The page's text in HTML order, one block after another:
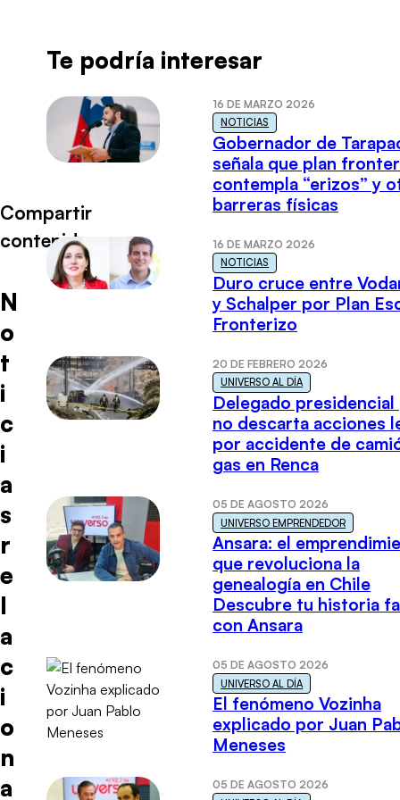
Compartir
contenido
N
o
t
i
c
i
a
s
r
e
l
a
c
i
o
n
a
Te podría interesar
16 DE MARZO 2026
NOTICIAS
Gobernador de
señala que plan
contempla “erizos” y
barreras físicas
16 DE MARZO 2026
NOTICIAS
Duro cruce entre
y Schalper por Plan
Fronterizo
20 DE FEBRERO 2026
UNIVERSO AL DÍA
Delegado presidencial
no descarta acciones
por accidente de
gas en Renca
05 DE AGOSTO 2026
UNIVERSO EMPRENDEDOR
Ansara: el
que revoluciona la
genealogía en Chile
Descubre tu historia
con Ansara
05 DE AGOSTO 2026
UNIVERSO AL DÍA
El fenómeno Vozinha
explicado por Juan
Meneses
05 DE AGOSTO 2026